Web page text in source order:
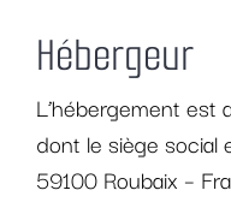
Hébergeur
L’hébergement est
dont le siège social
59100 Roubaix –